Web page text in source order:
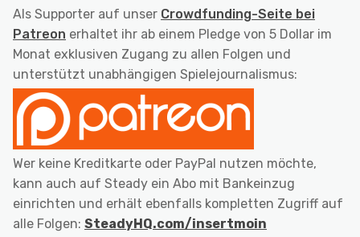
Als Supporter auf unser Crowdfunding-Seite bei
Patreon erhaltet ihr ab einem Pledge von 5 Dollar im
Monat exklusiven Zugang zu allen Folgen und
unterstützt unabhängigen Spielejournalismus:
Wer keine Kreditkarte oder PayPal nutzen möchte,
kann auch auf Steady ein Abo mit Bankeinzug
einrichten und erhält ebenfalls kompletten Zugriff auf
alle Folgen: SteadyHQ.com/insertmoin